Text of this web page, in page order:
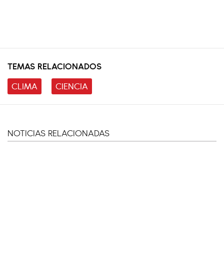
TEMAS RELACIONADOS
CLIMA
CIENCIA
NOTICIAS RELACIONADAS